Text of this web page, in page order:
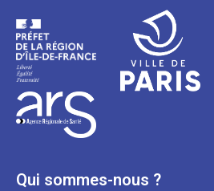
Qui sommes-nous ?